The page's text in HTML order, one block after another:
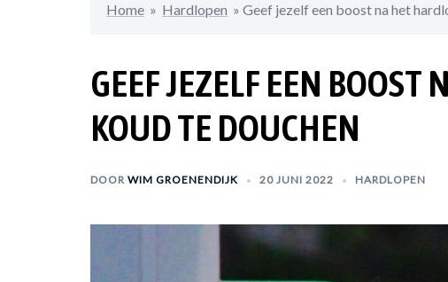
Home » Hardlopen » Geef jezelf een boost na het
GEEF JEZELF EEN
KOUD TE DOUCHEN
DOOR WIM GROENENDIJK 20 JUNI 2022 HARDLOPEN